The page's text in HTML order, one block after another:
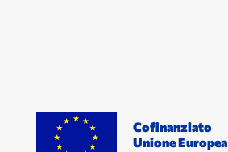
Cofinanziato
Unione Europea